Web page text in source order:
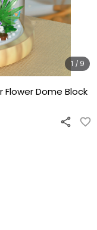
1 / 9
Flower Dome Block